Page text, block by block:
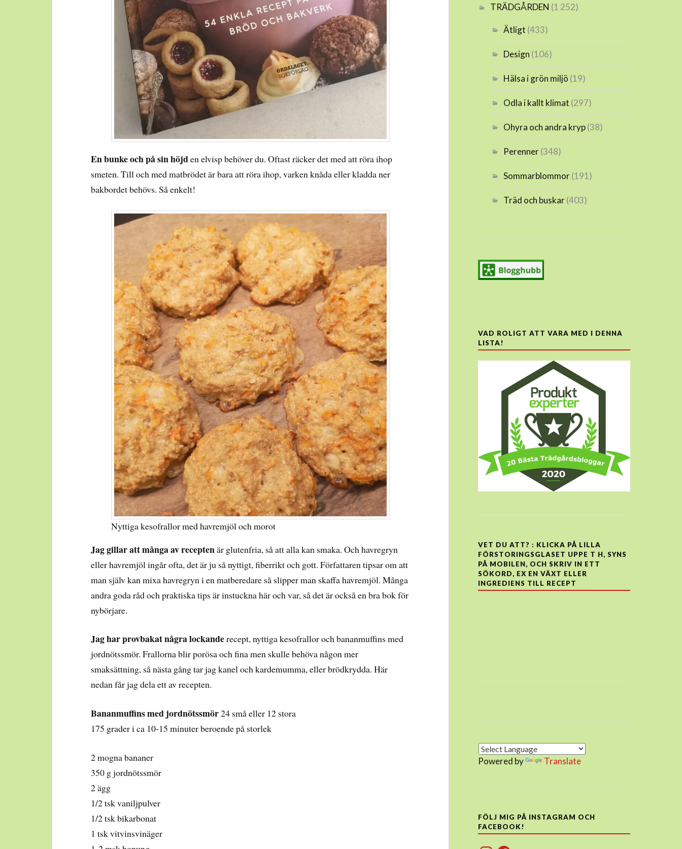
En bunke och på sin höjden elvisp behöver du. Oftast räcker det med att röra ihop
smeten. Till och med matbrödet är bara att röra ihop, varken knåda eller kladda ner
bakbordet behövs. Så enkelt!
Nyttiga kesofrallor med havremjöl och morot
Jag gillar att många av receptenär glutenfria, så att alla kan smaka. Och havregryn
eller havremjöl ingår ofta, det är ju så nyttigt, fiberrikt och gott. Författaren tipsar om att
man själv kan mixa havregryn i en matberedare så slipper man skaffa havremjöl. Många
andra goda råd och praktiska tips är instuckna här och var, så det är också en bra bok för
nybörjare.
Jag har provbakat några lockanderecept, nyttiga kesofrallor och bananmuffins med
jordnötssmör. Frallorna blir porösa och fina men skulle behöva någon mer
smaksättning, så nästa gång tar jag kanel och kardemumma, eller brödkrydda. Här
nedan får jag dela ett av recepten.
Bananmuffins med jordnötssmör24 små eller 12 stora
175 grader i ca 10-15 minuter beroende på storlek
2 mogna bananer
350 g jordnötssmör
2 ägg
1/2 tsk vaniljpulver
1/2 tsk bikarbonat
1 tsk vitvinsvinäger
TRÄDGÅRDEN (1 252)
Ätligt (433)
Design (106)
Hälsa i grön miljö (19)
Odla i kallt klimat (297)
Ohyra och andra kryp(38)
Perenner(348)
Sommarblommor(191)
Träd och buskar(403)
VAD ROLIGT ATT VARA MED I DENNA
LISTA!
VET DU ATT? : KLICKA PÅ LILLA
FÖRSTORINGSGLASET UPPE T H, SYNS
PÅ MOBILEN, OCH SKRIV IN ETT
SÖKORD, EX EN VÄXT ELLER
INGREDIENS TILL RECEPT
Powered by Translate
FÖLJ MIG PÅ INSTAGRAM OCH
FACEBOOK!